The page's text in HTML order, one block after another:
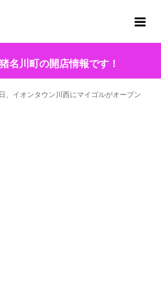
名川町の開店情報です！
、イオンタウン川西にマイゴルがオープン